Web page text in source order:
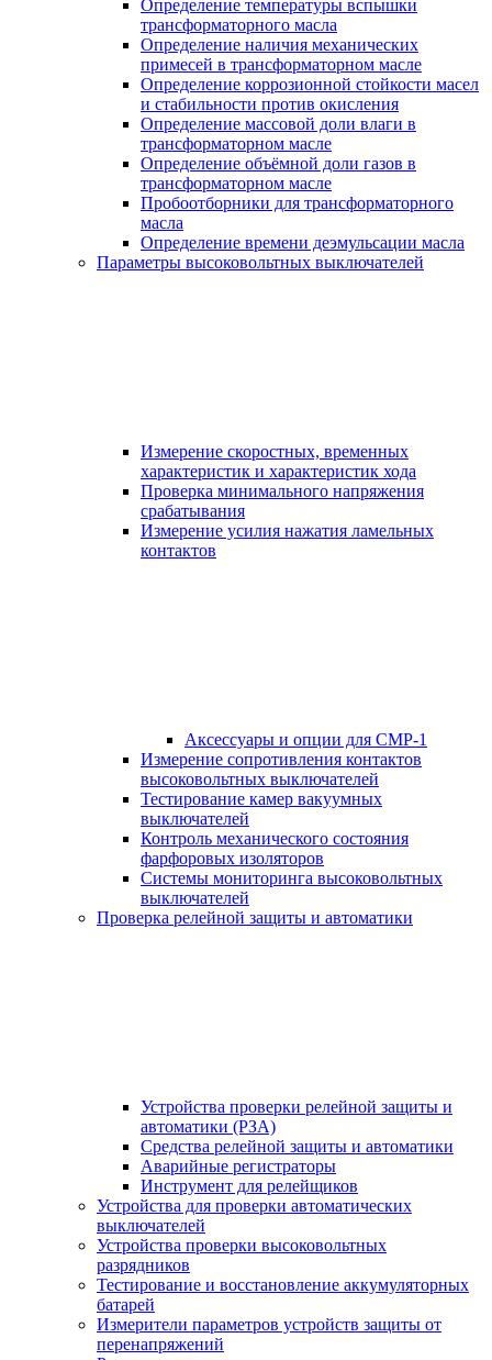
Определение температуры вспышки
трансформаторного масла
Определение наличия механических
примесей в трансформаторном масле
Определение коррозионной стойкости масел
и стабильности против окисления
Определение массовой доли влаги в
трансформаторном масле
Определение объёмной доли газов в
трансформаторном масле
Пробоотборники для трансформаторного
масла
Определение времени деэмульсации масла
Параметры высоковольтных выключателей
Измерение скоростных, временных
характеристик и характеристик хода
Проверка минимального напряжения
срабатывания
Измерение усилия нажатия ламельных
контактов
Аксессуары и опции для СМР-1
Измерение сопротивления контактов
высоковольтных выключателей
Тестирование камер вакуумных
выключателей
Контроль механического состояния
фарфоровых изоляторов
Системы мониторинга высоковольтных
выключателей
Проверка релейной защиты и автоматики
Устройства проверки релейной защиты и
автоматики (РЗА)
Средства релейной защиты и автоматики
Аварийные регистраторы
Инструмент для релейщиков
Устройства для проверки автоматических
выключателей
Устройства проверки высоковольтных
разрядников
Тестирование и восстановление аккумуляторных
батарей
Измерители параметров устройств защиты от
перенапряжений